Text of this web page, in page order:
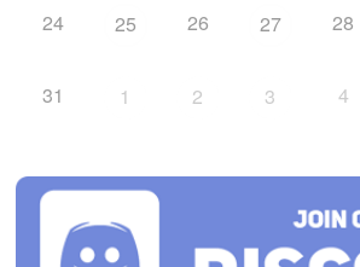
24 25 26 27 28
31 1 2 3 4